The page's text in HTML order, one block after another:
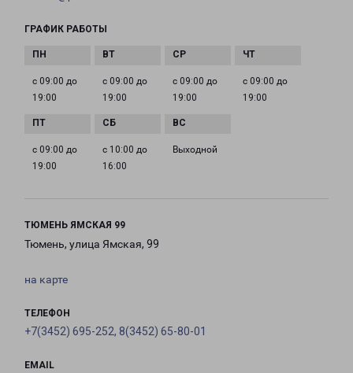
ГРАФИК РАБОТЫ
с 09:00 до
19:00
с 09:00 до
19:00
с 09:00 до
19:00
с 09:00 до
19:00
с 09:00 до
19:00
с 10:00 до
16:00
Выходной
ТЮМЕНЬ ЯМСКАЯ 99
Тюмень, улица Ямская, 99
на карте
ТЕЛЕФОН
+7(3452) 695-252, 8(3452) 65-80-01
EMAIL